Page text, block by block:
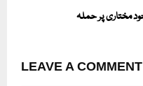
LEAVE A COMMENT